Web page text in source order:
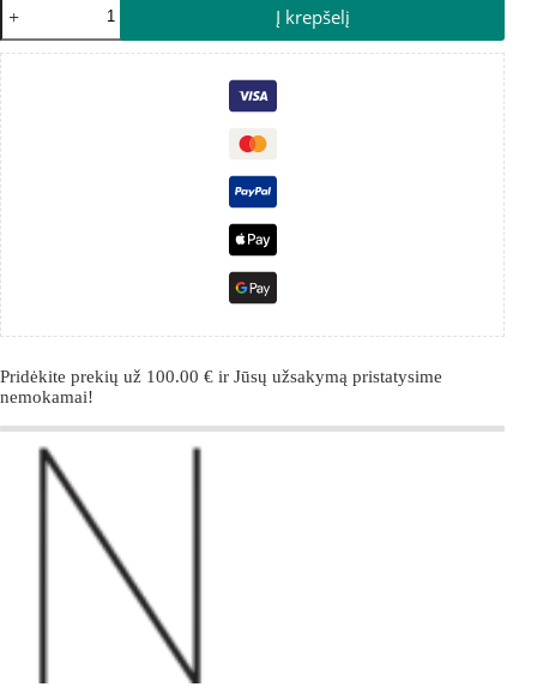
Į krepšelį
Pridėkite prekių už 100.00 € ir Jūsų užsakymą pristatysime
nemokamai!